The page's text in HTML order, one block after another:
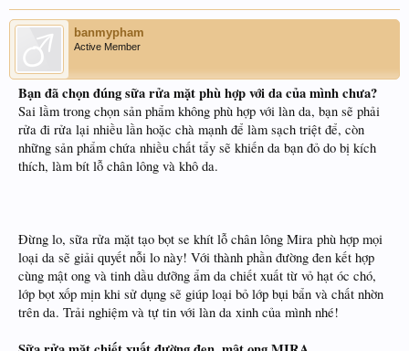
banmypham
Active Member
Bạn đã chọn đúng sữa rửa mặt phù hợp với da của mình chưa?
Sai lầm trong chọn sản phẩm không phù hợp với làn da, bạn sẽ phải
rửa đi rửa lại nhiều lần hoặc chà mạnh để làm sạch triệt để, còn
những sản phẩm chứa nhiều chất tẩy sẽ khiến da bạn đỏ do bị kích
thích, làm bít lỗ chân lông và khô da.
Đừng lo, sữa rửa mặt tạo bọt se khít lỗ chân lông Mira phù hợp mọi
loại da sẽ giải quyết nỗi lo này! Với thành phần đường đen kết hợp
cùng mật ong và tinh dầu dưỡng ẩm da chiết xuất từ vỏ hạt óc chó,
lớp bọt xốp mịn khi sử dụng sẽ giúp loại bỏ lớp bụi bẩn và chất nhờn
trên da. Trải nghiệm và tự tin với làn da xinh của mình nhé!